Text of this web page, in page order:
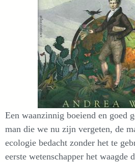
Een waanzinnig boeiend en goed
man die we nu zijn vergeten, de
ecologie bedacht zonder het te
eerste wetenschapper het waagde